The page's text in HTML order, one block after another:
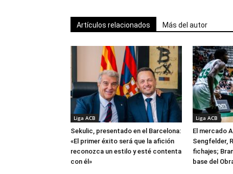
Artículos relacionados Más del autor
Liga ACB
Sekulic, presentado en el Barcelona:
«El primer éxito será que la afición
reconozca un estilo y esté contenta
con él»
Liga ACB
El mercado
Sengfelder,
fichajes;
base del